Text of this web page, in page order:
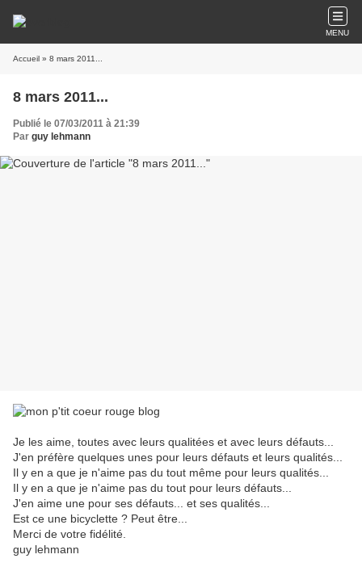
MENU
Accueil » 8 mars 2011...
8 mars 2011...
Publié le 07/03/2011 à 21:39
Par guy lehmann
Je les aime, toutes avec leurs qualitées et avec leurs défauts...
J'en préfère quelques unes pour leurs défauts et leurs qualités...
Il y en a que je n'aime pas du tout même pour leurs qualités...
Il y en a que je n'aime pas du tout pour leurs défauts...
J'en aime une pour ses défauts... et ses qualités...
Est ce une bicyclette ? Peut être...
Merci de votre fidélité.
guy lehmann